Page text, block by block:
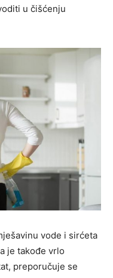
u čišćenju
vode i sirćeta
je takođe vrlo
preporučuje se